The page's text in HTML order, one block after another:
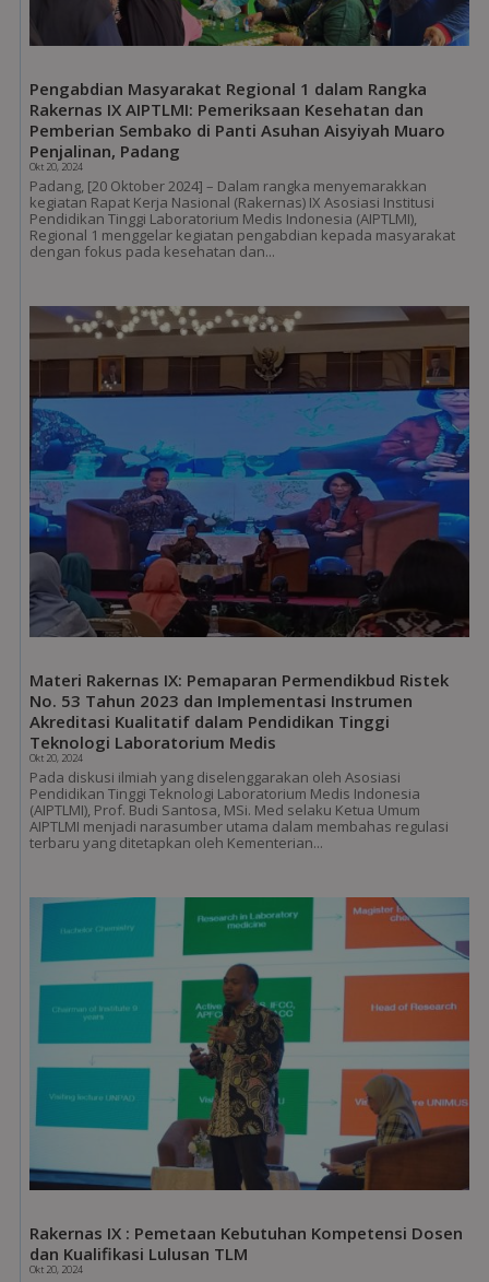
Pengabdian Masyarakat Regional 1 dalam Rangka
Rakernas IX AIPTLMI: Pemeriksaan Kesehatan dan
Pemberian Sembako di Panti Asuhan Aisyiyah Muaro
Penjalinan, Padang
Okt 20, 2024
Padang, [20 Oktober 2024] – Dalam rangka menyemarakkan
kegiatan Rapat Kerja Nasional (Rakernas) IX Asosiasi Institusi
Pendidikan Tinggi Laboratorium Medis Indonesia (AIPTLMI),
Regional 1 menggelar kegiatan pengabdian kepada masyarakat
dengan fokus pada kesehatan dan...
Materi Rakernas IX: Pemaparan Permendikbud Ristek
No. 53 Tahun 2023 dan Implementasi Instrumen
Akreditasi Kualitatif dalam Pendidikan Tinggi
Teknologi Laboratorium Medis
Okt 20, 2024
Pada diskusi ilmiah yang diselenggarakan oleh Asosiasi
Pendidikan Tinggi Teknologi Laboratorium Medis Indonesia
(AIPTLMI), Prof. Budi Santosa, MSi. Med selaku Ketua Umum
AIPTLMI menjadi narasumber utama dalam membahas regulasi
terbaru yang ditetapkan oleh Kementerian...
Rakernas IX : Pemetaan Kebutuhan Kompetensi Dosen
dan Kualifikasi Lulusan TLM
Okt 20, 2024